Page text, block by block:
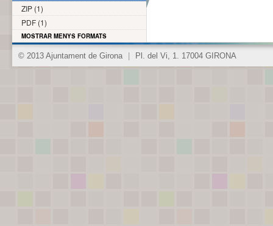
ZIP (1)
PDF (1)
MOSTRAR MENYS FORMATS
© 2013 Ajuntament de Girona Pl. del Vi, 1. 17004 GIRONA